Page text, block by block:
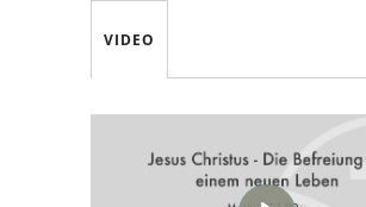
VIDEO